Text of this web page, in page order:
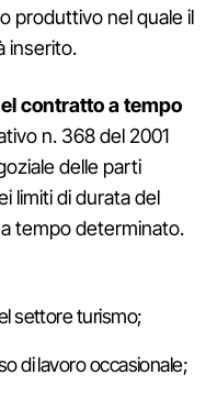
produttivo nel quale il
inserito.
contratto a tempo
n. 368 del 2001
delle parti
limiti di durata del
tempo determinato.
settore turismo;
di lavoro occasionale;